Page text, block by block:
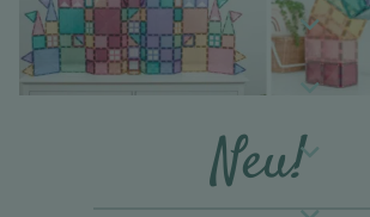
Neu!